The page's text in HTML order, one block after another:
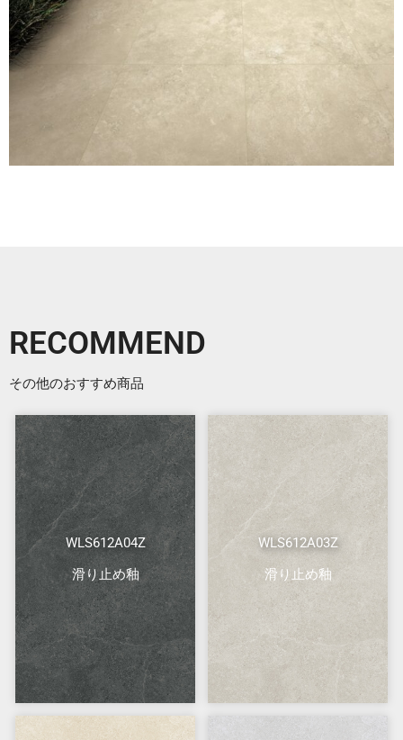
RECOMMEND
その他のおすすめ商品
WLS612A04Z
滑り止め釉
WLS612A03Z
滑り止め釉